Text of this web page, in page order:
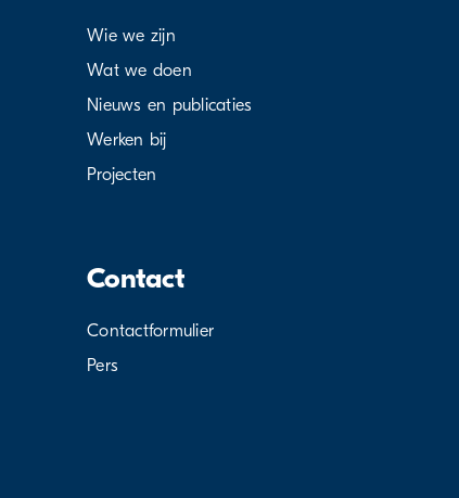
Wie we zijn
Wat we doen
Nieuws en publicaties
Werken bij
Projecten
Contact
Contactformulier
Pers